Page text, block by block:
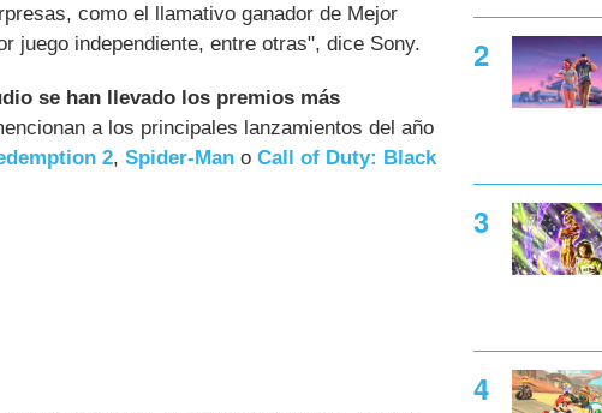
como el llamativo ganador de Mejor
juego independiente, entre otras", dice Sony.
se han llevado los premios más
a los principales lanzamientos del año
2, Spider-Man o Call of Duty: Black